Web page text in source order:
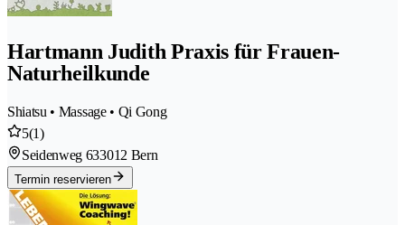
Hartmann Judith Praxis für Frauen-
Naturheilkunde
Shiatsu • Massage • Qi Gong
5(1)
Seidenweg 633012 Bern
Termin reservieren